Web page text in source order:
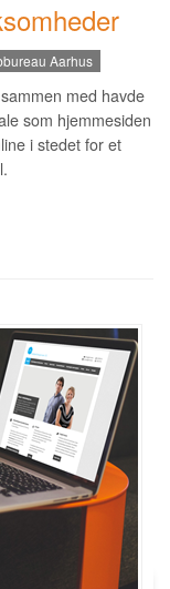
Aarhus
med havde
som hjemmesiden
i stedet for et